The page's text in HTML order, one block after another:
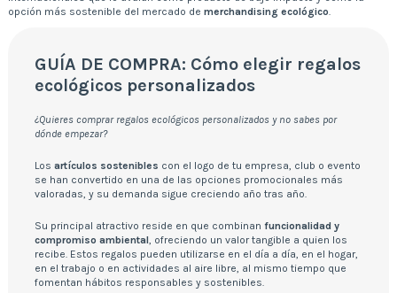
opción más sostenible del mercado de merchandising ecológico.
GUÍA DE COMPRA: Cómo elegir regalos
ecológicos personalizados
¿Quieres comprar regalos ecológicos personalizados y no sabes por
dónde empezar?
Los artículos sostenibles con el logo de tu empresa, club o evento
se han convertido en una de las opciones promocionales más
valoradas, y su demanda sigue creciendo año tras año.
Su principal atractivo reside en que combinan funcionalidad y
compromiso ambiental, ofreciendo un valor tangible a quien los
recibe. Estos regalos pueden utilizarse en el día a día, en el hogar,
en el trabajo o en actividades al aire libre, al mismo tiempo que
fomentan hábitos responsables y sostenibles.